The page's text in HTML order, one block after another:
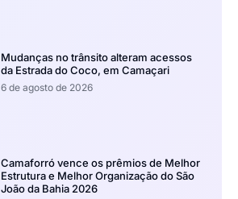
Mudanças no trânsito alteram acessos
da Estrada do Coco, em Camaçari
6 de agosto de 2026
Camaforró vence os prêmios de Melhor
Estrutura e Melhor Organização do São
João da Bahia 2026